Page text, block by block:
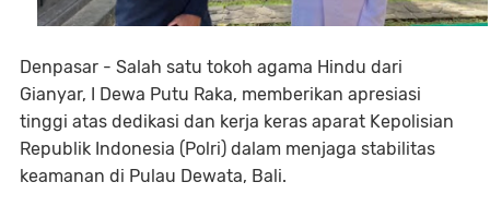
Denpasar - Salah satu tokoh agama Hindu dari
Gianyar, I Dewa Putu Raka, memberikan apresiasi
tinggi atas dedikasi dan kerja keras aparat Kepolisian
Republik Indonesia (Polri) dalam menjaga stabilitas
keamanan di Pulau Dewata, Bali.